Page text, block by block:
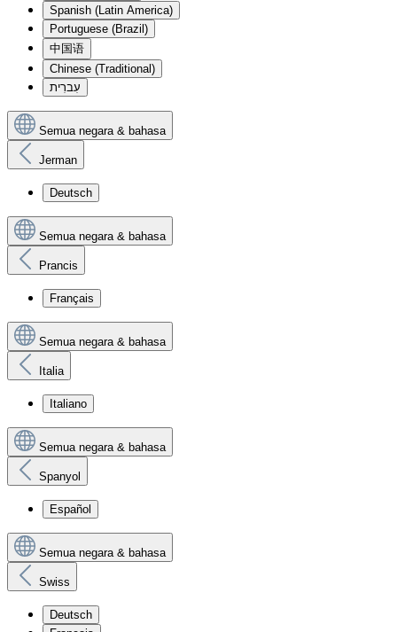
Spanish (Latin America)
Portuguese (Brazil)
中国语
Chinese (Traditional)
עִברִית
Semua negara & bahasa
Jerman
Deutsch
Semua negara & bahasa
Prancis
Français
Semua negara & bahasa
Italia
Italiano
Semua negara & bahasa
Spanyol
Español
Semua negara & bahasa
Swiss
Deutsch